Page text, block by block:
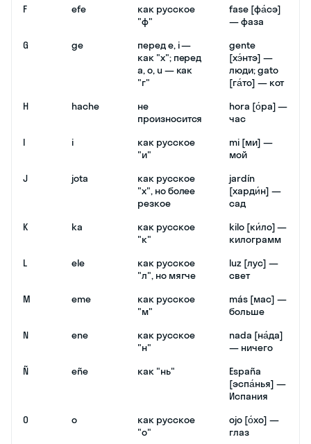
F
efe
как русское
"ф"
fase [фа́сэ]
— фаза
G
ge
перед e, i —
как "х"; перед
a, o, u — как
"г"
gente
[хэ́нтэ] —
люди; gato
[га́то] — кот
H
hache
не
произносится
hora [о́ра] —
час
I
i
как русское
"и"
mi [ми] —
мой
J
jota
как русское
"х", но более
резкое
jardín
[харди́н] —
сад
K
ka
как русское
"к"
kilo [ки́ло] —
килограмм
L
ele
как русское
"л", но мягче
luz [луc] —
свет
M
eme
как русское
"м"
más [мас] —
больше
N
ene
как русское
"н"
nada [на́да]
— ничего
Ñ
eñe как "нь"
España
[эспа́нья] —
Испания
O
o
как русское
"о"
ojo [о́хо] —
глаз